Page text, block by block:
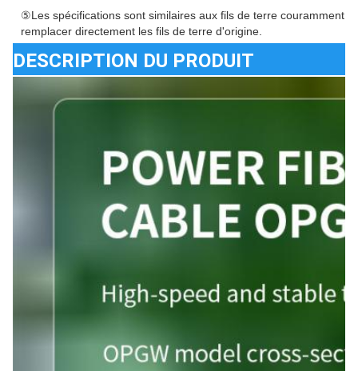
⑤Les spécifications sont similaires aux fils de terre couramment
remplacer directement les fils de terre d'origine.
DESCRIPTION DU PRODUIT